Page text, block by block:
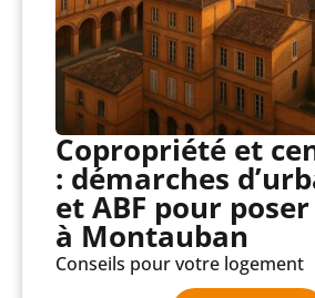
Copropriété et
: démarches
et ABF pour
à Montauban
Conseils pour votre logement